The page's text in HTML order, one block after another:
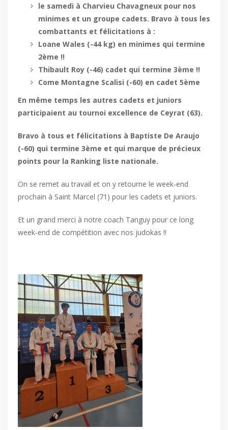
le samedi à Charvieu Chavagneux pour nos
minimes et un groupe cadets. Bravo à tous les
combattants et félicitations à :
Loane Wales (-44 kg) en minimes qui termine
2ème !!
Thibault Roy (-46) cadet qui termine 3ème !!
Come Montagne Scalisi (-60) en cadet 5ème
En même temps les autres cadets et juniors
participaient au tournoi excellence de Ceyrat (63).
Bravo à tous et félicitations à Baptiste De Araujo
(-60) qui termine 3ème et qui marque de précieux
points pour la Ranking liste nationale.
On se remet au travail et on y retourne le week-end
prochain à Saint Marcel (71) pour les cadets et juniors.
Et un grand merci à notre coach Tanguy pour ce long
week-end de compétition avec nos judokas !!